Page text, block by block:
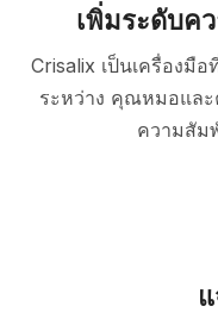
เพิ่มระดับค
Crisalix เป็นเครื่องมื
ระหว่าง คุณหมอแล
ความสัม